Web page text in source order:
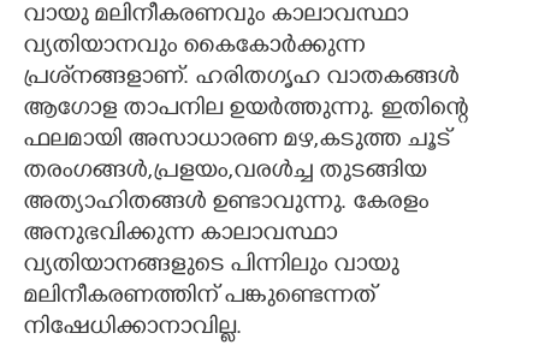
വായു മലിനീകരണവും കാലാവസ്ഥാ
വ്യതിയാനവും കൈകോര്‍ക്കുന്ന
പ്രശ്‌നങ്ങളാണ്. ഹരിതഗൃഹ വാതകങ്ങള്‍
ആഗോള താപനില ഉയര്‍ത്തുന്നു. ഇതിന്റെ
ഫലമായി അസാധാരണ മഴ,കടുത്ത ചൂട്
തരംഗങ്ങള്‍,പ്രളയം,വരള്‍ച്ച തുടങ്ങിയ
അത്യാഹിതങ്ങള്‍ ഉണ്ടാവുന്നു. കേരളം
അനുഭവിക്കുന്ന കാലാവസ്ഥാ
വ്യതിയാനങ്ങളുടെ പിന്നിലും വായു
മലിനീകരണത്തിന് പങ്കുണ്ടെന്നത്
നിഷേധിക്കാനാവില്ല.